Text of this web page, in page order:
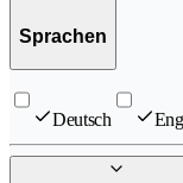
Sprachen
Deutsch